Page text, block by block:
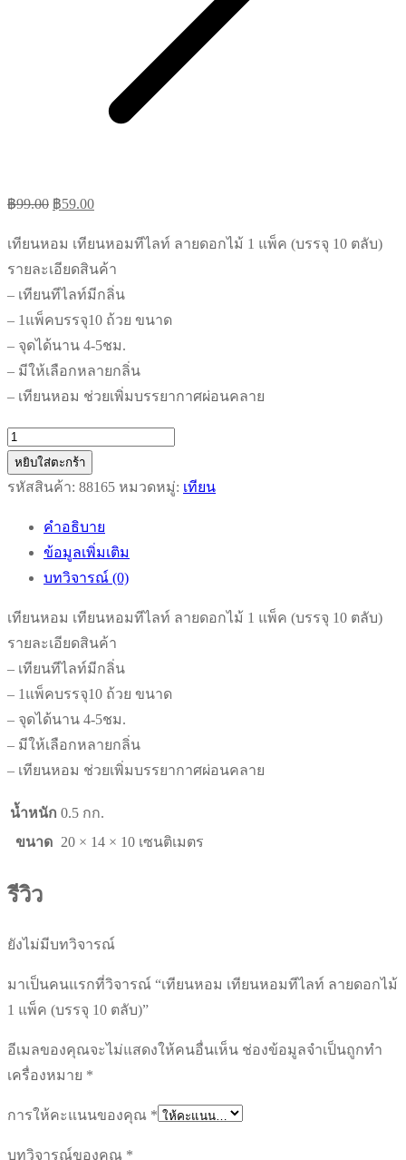
฿99.00 Original
was:
฿99.00.
฿59.00Current
is:
฿59.00.
เทียนหอม เทียนหอมทีไลท์ ลายดอกไม้ 1 แพ็ค (บรรจุ 10 ตลับ)
รายละเอียดสินค้า
– เทียนทีไลท์มีกลิ่น
– 1แพ็คบรรจุ10 ถ้วย ขนาด
– จุดได้นาน 4-5ชม.
– มีให้เลือกหลายกลิ่น
– เทียนหอม ช่วยเพิ่มบรรยากาศผ่อนคลาย
จำนวน
เทียน
หอม
ลาย
ดอกไม้
แพ็ค
(บรรจุ
10
ตลับ)
หยิบใส่ตะกร้า
รหัสสินค้า: 88165 หมวดหมู่: เทียน
คำอธิบาย
ข้อมูลเพิ่มเติม
บทวิจารณ์ (0)
เทียนหอม เทียนหอมทีไลท์ ลายดอกไม้ 1 แพ็ค (บรรจุ 10 ตลับ)
รายละเอียดสินค้า
– เทียนทีไลท์มีกลิ่น
– 1แพ็คบรรจุ10 ถ้วย ขนาด
– จุดได้นาน 4-5ชม.
– มีให้เลือกหลายกลิ่น
– เทียนหอม ช่วยเพิ่มบรรยากาศผ่อนคลาย
น้ำหนัก 0.5 กก.
ขนาด
20 × 14 × 10 เซนติเมตร
รีวิว
ยังไม่มีบทวิจารณ์
มาเป็นคนแรกที่วิจารณ์ “เทียนหอม เทียนหอมทีไลท์ ลายดอกไม้
1 แพ็ค (บรรจุ 10 ตลับ)”
อีเมลของคุณจะไม่แสดงให้คนอื่นเห็น ช่องข้อมูลจำเป็นถูกทำ
เครื่องหมาย *
การให้คะแนนของคุณ *
บทวิจารณ์ของคุณ *